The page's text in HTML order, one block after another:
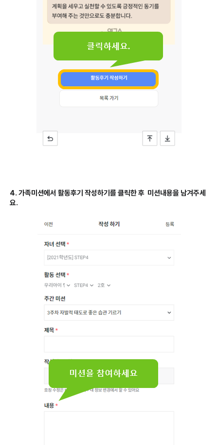
4. 가족미션에서 활동후기 작성하기를 클릭한 후 미션내용을 남겨주세
요.